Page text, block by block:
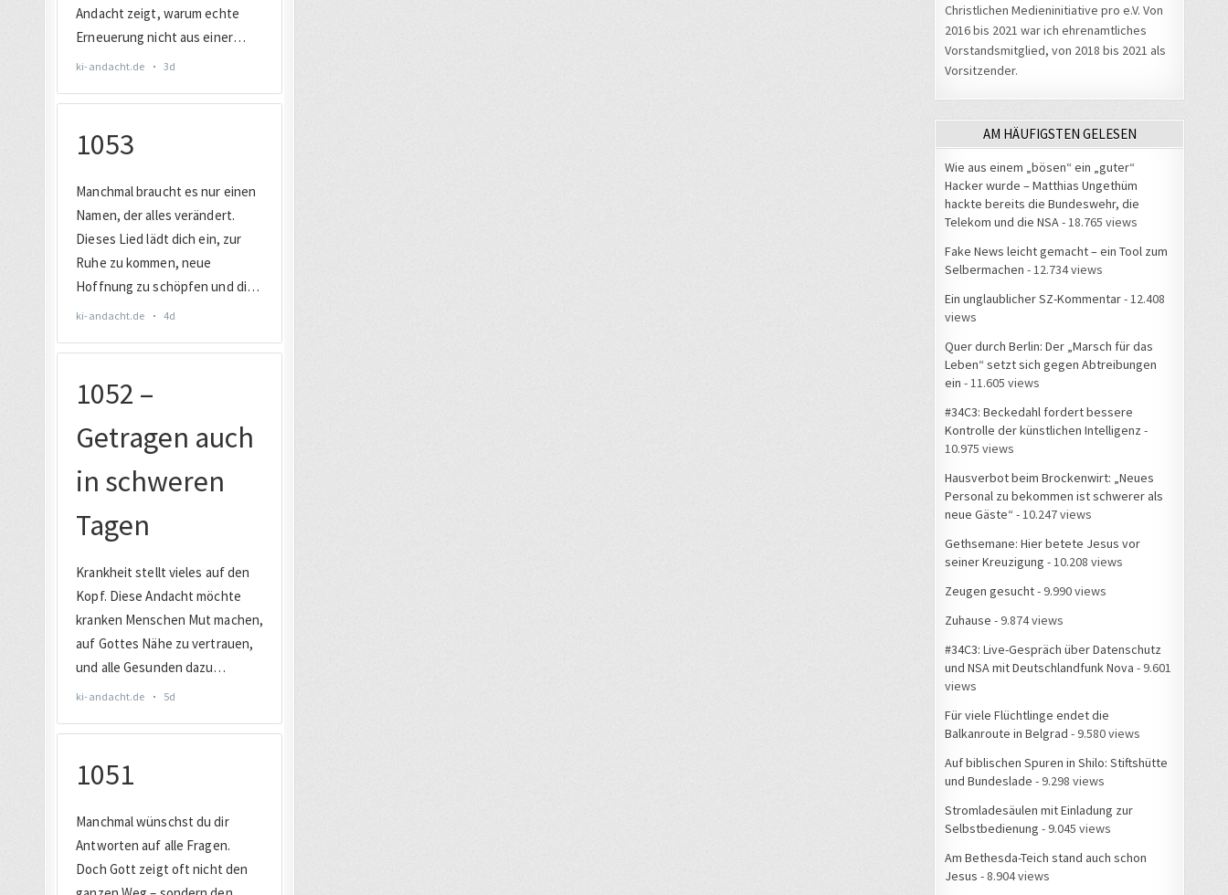
Christlichen Medieninitiative pro e.V. Von
2016 bis 2021 war ich ehrenamtliches
Vorstandsmitglied, von 2018 bis 2021 als
Vorsitzender.
AM HÄUFIGSTEN GELESEN
Wie aus einem „bösen“ ein „guter“
Hacker wurde – Matthias Ungethüm
hackte bereits die Bundeswehr, die
Telekom und die NSA - 18.765 views
Fake News leicht gemacht – ein Tool zum
Selbermachen - 12.734 views
Ein unglaublicher SZ-Kommentar- 12.408
views
Quer durch Berlin: Der „Marsch für das
Leben“ setzt sich gegen Abtreibungen
ein - 11.605 views
#34C3: Beckedahl fordert bessere
Kontrolle der künstlichen Intelligenz -
10.975 views
Hausverbot beim Brockenwirt: „Neues
Personal zu bekommen ist schwerer als
neue Gäste“ - 10.247 views
Gethsemane: Hier betete Jesus vor
seiner Kreuzigung - 10.208 views
Zeugen gesucht- 9.990 views
Zuhause - 9.874 views
#34C3: Live-Gespräch über Datenschutz
und NSA mit Deutschlandfunk Nova - 9.601
views
Für viele Flüchtlinge endet die
Balkanroute in Belgrad - 9.580 views
Auf biblischen Spuren in Shilo: Stiftshütte
und Bundeslade - 9.298 views
Stromladesäulen mit Einladung zur
Selbstbedienung - 9.045 views
Am Bethesda-Teich stand auch schon
Jesus - 8.904 views